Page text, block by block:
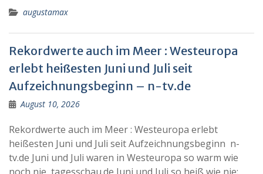
augustamax
Rekordwerte auch im Meer : Westeuropa
erlebt heißesten Juni und Juli seit
Aufzeichnungsbeginn – n-tv.de
August 10, 2026
Rekordwerte auch im Meer : Westeuropa erlebt
heißesten Juni und Juli seit Aufzeichnungsbeginn n-
tv.de Juni und Juli waren in Westeuropa so warm wie